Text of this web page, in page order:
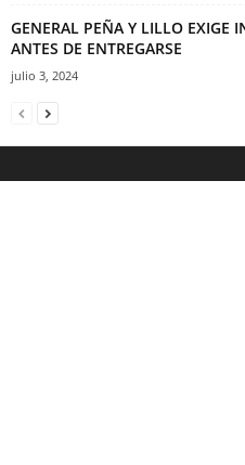
GENERAL PEÑA Y LILLO EXIGE
ANTES DE ENTREGARSE
julio 3, 2024